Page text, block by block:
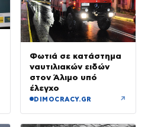
Φωτιά σε κατάστημα
ναυτιλιακών ειδών
στον Άλιμο υπό
έλεγχο
DIMOCRACY.GR ↗